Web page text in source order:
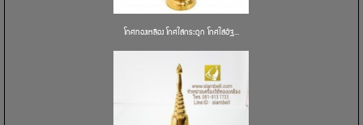
โกศทองเหลือง โกศใส่กระดูก โกศใส่อัฐ...